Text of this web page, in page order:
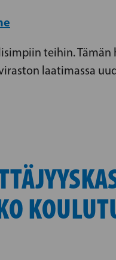
teihin.
laatimassa